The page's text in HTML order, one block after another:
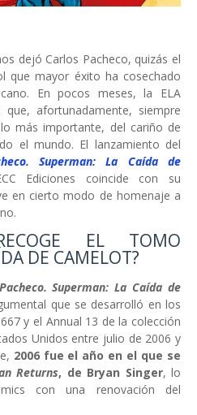
dejó Carlos Pacheco, quizás el
que mayor éxito ha cosechado
En pocos meses, la ELA
afortunadamente, siempre
más importante, del cariño de
el mundo. El lanzamiento del
Superman: La Caída de
Ediciones coincide con su
en cierto modo de homenaje a
EL TOMO
DE CAMELOT?
Superman: La Caída de
que se desarrolló en los
y el Annual 13 de la colección
Unidos entre julio de 2006 y
2006 fue el año en el que se
Returns, de Bryan Singer, lo
con una renovación del